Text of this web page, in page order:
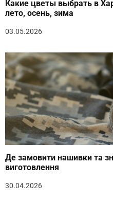
Какие цветы выбрать в
лето, осень, зима
03.05.2026
Де замовити нашивки та
виготовлення
30.04.2026